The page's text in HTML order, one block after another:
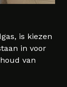
is kiezen
in voor
van